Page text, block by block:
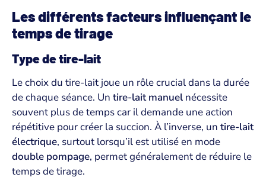
Les différents facteurs influençant le
temps de tirage
Type de tire-lait
Le choix du tire-lait joue un rôle crucial dans la durée
de chaque séance. Un tire-lait manuel nécessite
souvent plus de temps car il demande une action
répétitive pour créer la succion. À l’inverse, un tire-lait
électrique, surtout lorsqu’il est utilisé en mode
double pompage, permet généralement de réduire le
temps de tirage.